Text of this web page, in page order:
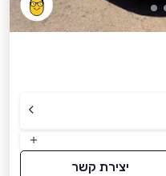
יצירת קשר